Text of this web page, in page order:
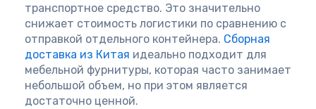
транспортное средство. Это значительно
снижает стоимость логистики по сравнению с
отправкой отдельного контейнера. Сборная
доставка из Китая идеально подходит для
мебельной фурнитуры, которая часто занимает
небольшой объем, но при этом является
достаточно ценной.